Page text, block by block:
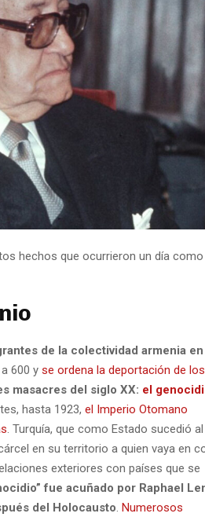
hechos que ocurrieron un día
de la colectividad armenia en
600 y se ordena la deportación de los
masacres del siglo XX: el
hasta 1923, el Imperio Otomano
. Turquía, que como Estado sucedió al
en su territorio a quien vaya en
exteriores con países que se
fue acuñado por Raphael
del Holocausto. Numerosos